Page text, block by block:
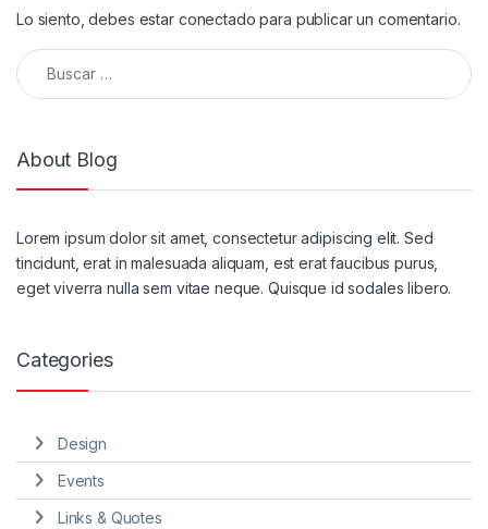
Lo siento, debes estar conectado para publicar un comentario.
Buscar:
About Blog
Lorem ipsum dolor sit amet, consectetur adipiscing elit. Sed
tincidunt, erat in malesuada aliquam, est erat faucibus purus,
eget viverra nulla sem vitae neque. Quisque id sodales libero.
Categories
Design
Events
Links & Quotes